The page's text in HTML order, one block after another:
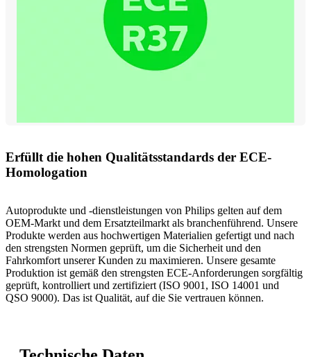
Erfüllt die hohen Qualitätsstandards der ECE-
Homologation
Autoprodukte und -dienstleistungen von Philips gelten auf dem
OEM-Markt und dem Ersatzteilmarkt als branchenführend. Unsere
Produkte werden aus hochwertigen Materialien gefertigt und nach
den strengsten Normen geprüft, um die Sicherheit und den
Fahrkomfort unserer Kunden zu maximieren. Unsere gesamte
Produktion ist gemäß den strengsten ECE-Anforderungen sorgfältig
geprüft, kontrolliert und zertifiziert (ISO 9001, ISO 14001 und
QSO 9000). Das ist Qualität, auf die Sie vertrauen können.